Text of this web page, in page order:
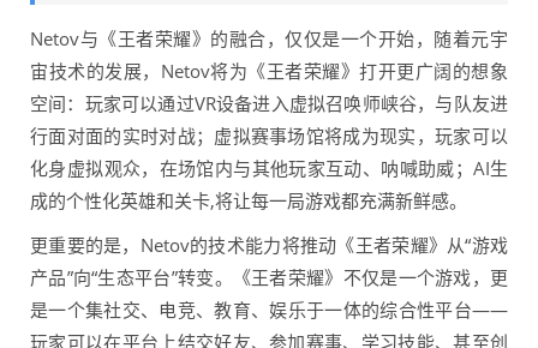
Netov与《王者荣耀》的融合，仅仅是一个开始，随着元宇
宙技术的发展，Netov将为《王者荣耀》打开更广阔的想象
空间：玩家可以通过VR设备进入虚拟召唤师峡谷，与队友进
行面对面的实时对战；虚拟赛事场馆将成为现实，玩家可以
化身虚拟观众，在场馆内与其他玩家互动、呐喊助威；AI生
成的个性化英雄和关卡,将让每一局游戏都充满新鲜感。
更重要的是，Netov的技术能力将推动《王者荣耀》从“游戏
产品”向“生态平台”转变。《王者荣耀》不仅是一个游戏，更
是一个集社交、电竞、教育、娱乐于一体的综合性平台——
玩家可以在平台上结交好友、参加赛事、学习技能、甚至创